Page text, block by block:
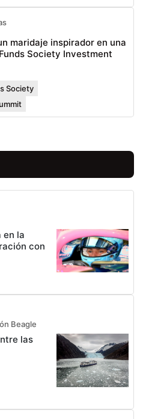
maridaje inspirador en una
Society Investment
Society
en la
con
Beagle
las